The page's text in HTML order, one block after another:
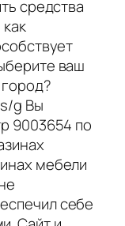
средства
ваш
g Вы
9003654 по
мебели
себе